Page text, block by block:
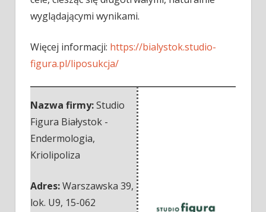
wyglądającymi wynikami.
Więcej informacji: https://bialystok.studio-
figura.pl/liposukcja/
Nazwa firmy:Studio
Figura Białystok -
Endermologia,
Kriolipoliza
Adres:Warszawska 39,
lok. U9, 15-062